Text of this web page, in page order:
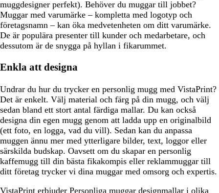
muggdesigner perfekt). Behöver du muggar till jobbet?
Muggar med varumärke – kompletta med logotyp och
företagsnamn – kan öka medvetenheten om ditt varumärke.
De är populära presenter till kunder och medarbetare, och
dessutom är de snygga på hyllan i fikarummet.
Enkla att designa
Undrar du hur du trycker en personlig mugg med VistaPrint?
Det är enkelt. Välj material och färg på din mugg, och välj
sedan bland ett stort antal färdiga mallar. Du kan också
designa din egen mugg genom att ladda upp en originalbild
(ett foto, en logga, vad du vill). Sedan kan du anpassa
muggen ännu mer med ytterligare bilder, text, loggor eller
särskilda budskap. Oavsett om du skapar en personlig
kaffemugg till din bästa fikakompis eller reklammuggar till
ditt företag trycker vi dina muggar med omsorg och expertis.
VistaPrint erbjuder Personliga muggar designmallar i olika